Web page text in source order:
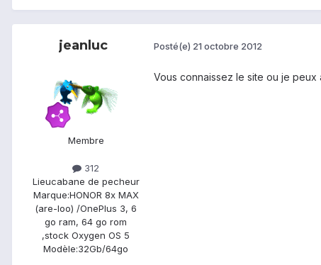
jeanluc
Membre
312
Lieucabane de pecheur
Marque:HONOR 8x MAX
(are-loo) /OnePlus 3, 6
go ram, 64 go rom
,stock Oxygen OS 5
Modèle:32Gb/64go
Posté(e) 21 octobre 2012
Vous connaissez le site ou je